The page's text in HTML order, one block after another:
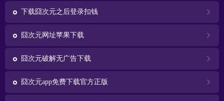
下载囧次元之后登录扣钱
囧次元网址苹果下载
囧次元破解无广告下载
囧次元app免费下载官方正版